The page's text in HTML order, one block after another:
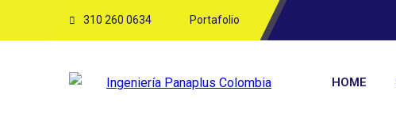
310 260 0634 Portafolio
HOME